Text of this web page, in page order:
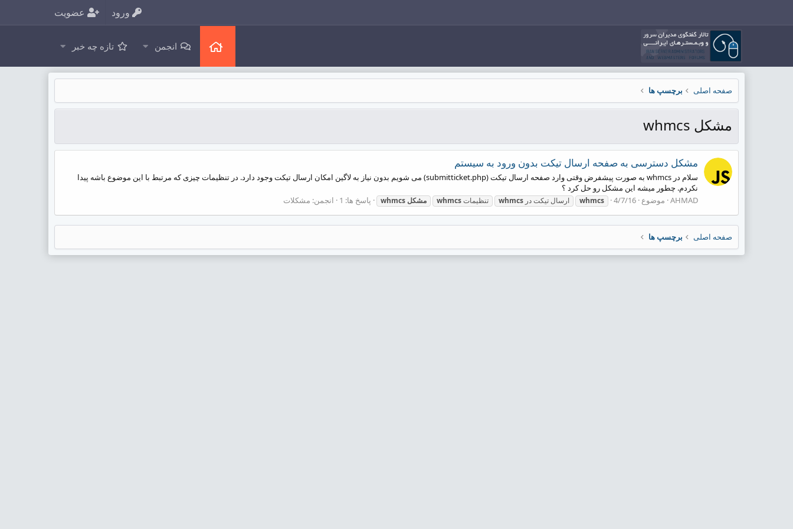
ورود عضویت
انجمن تازه چه خبر
صفحه اصلی برچسپ ها
مشکل whmcs
مشکل دسترسی به صفحه ارسال تیکت بدون ورود به سیستم
سلام در whmcs به صورت پیشفرض وقتی وارد صفحه ارسال تیکت (submitticket.php) می شویم بدون نیاز به لاگین امکان ارسال تیکت وجود دارد. در تنظیمات چیزی که مرتبط با این موضوع باشه پیدا
نکردم. چطور میشه این مشکل رو حل کرد ؟
AHMAD موضوع 4/7/16
whmcs ارسال تیکت در whmcs تنظیماتwhmcs مشکل whmcs پاسخ ها: 1 انجمن: مشکلات
صفحه اصلی برچسپ ها